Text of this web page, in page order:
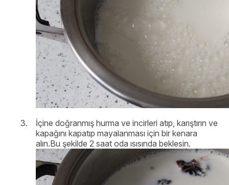
İçine doğranmış hurma ve incirleri atıp, karıştırın ve
kapağını kapatıp mayalanması için bir kenara
alın.Bu şekilde 2 saat oda ısısında beklesin.